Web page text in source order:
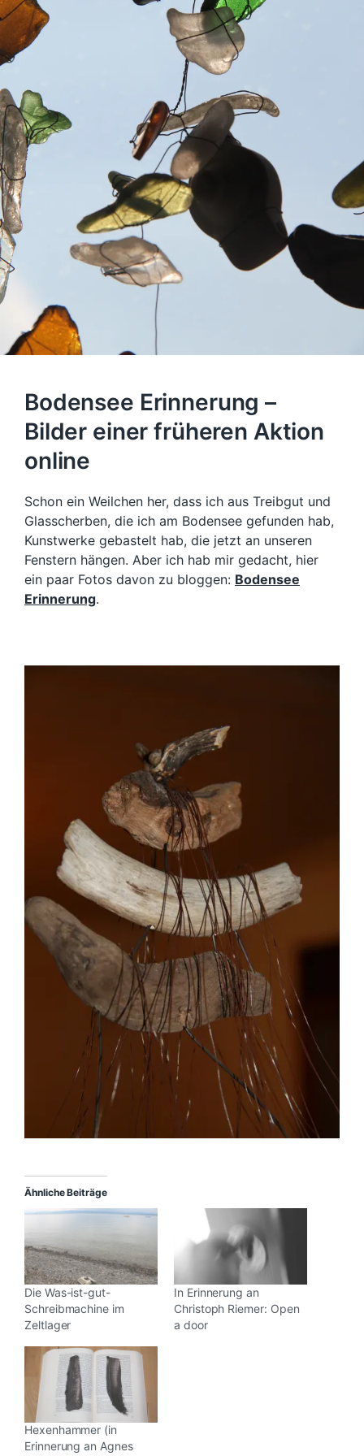
Bodensee Erinnerung –
Bilder einer früheren Aktion
online
Schon ein Weilchen her, dass ich aus Treibgut und
Glasscherben, die ich am Bodensee gefunden hab,
Kunstwerke gebastelt hab, die jetzt an unseren
Fenstern hängen. Aber ich hab mir gedacht, hier
ein paar Fotos davon zu bloggen: Bodensee
Erinnerung.
Ähnliche Beiträge
Die Was-ist-gut-
Schreibmachine im
Zeltlager
In Erinnerung an
Christoph Riemer: Open
a door
Hexenhammer (in
Erinnerung an Agnes